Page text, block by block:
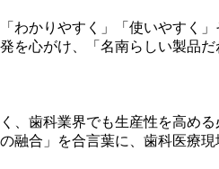
わかりやすく」「使いやすく
を心がけ、「名南らしい製品
、歯科業界でも生産性を高め
融合」を合言葉に、歯科医療